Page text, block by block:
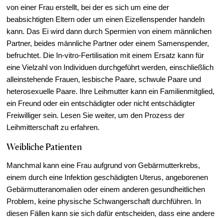
von einer Frau erstellt, bei der es sich um eine der
beabsichtigten Eltern oder um einen Eizellenspender handeln
kann. Das Ei wird dann durch Spermien von einem männlichen
Partner, beides männliche Partner oder einem Samenspender,
befruchtet. Die In-vitro-Fertilisation mit einem Ersatz kann für
eine Vielzahl von Individuen durchgeführt werden, einschließlich
alleinstehende Frauen, lesbische Paare, schwule Paare und
heterosexuelle Paare. Ihre Leihmutter kann ein Familienmitglied,
ein Freund oder ein entschädigter oder nicht entschädigter
Freiwilliger sein. Lesen Sie weiter, um den Prozess der
Leihmitterschaft zu erfahren.
Weibliche Patienten
Manchmal kann eine Frau aufgrund von Gebärmutterkrebs,
einem durch eine Infektion geschädigten Uterus, angeborenen
Gebärmutteranomalien oder einem anderen gesundheitlichen
Problem, keine physische Schwangerschaft durchführen. In
diesen Fällen kann sie sich dafür entscheiden, dass eine andere